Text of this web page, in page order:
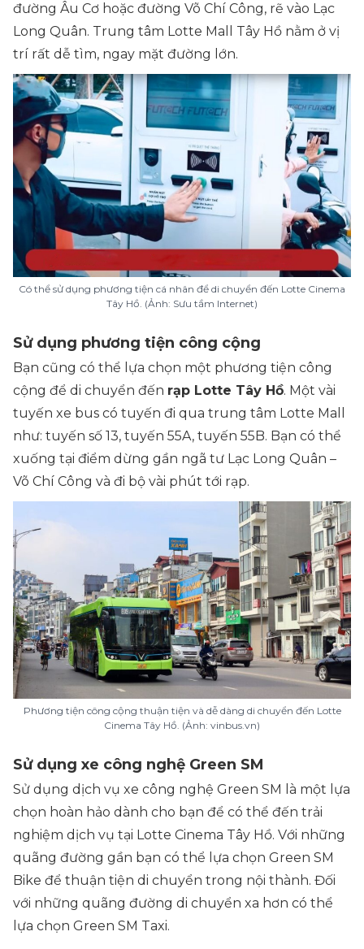
đường Âu Cơ hoặc đường Võ Chí Công, rẽ vào Lạc
Long Quân. Trung tâm Lotte Mall Tây Hồ nằm ở vị
trí rất dễ tìm, ngay mặt đường lớn.
Có thể sử dụng phương tiện cá nhân để di chuyển đến Lotte Cinema
Tây Hồ. (Ảnh: Sưu tầm Internet)
Sử dụng phương tiện công cộng
Bạn cũng có thể lựa chọn một phương tiện công
cộng để di chuyển đến rạp Lotte Tây Hồ. Một vài
tuyến xe bus có tuyến đi qua trung tâm Lotte Mall
như: tuyến số 13, tuyến 55A, tuyến 55B. Bạn có thể
xuống tại điểm dừng gần ngã tư Lạc Long Quân –
Võ Chí Công và đi bộ vài phút tới rạp.
Phương tiện công cộng thuận tiện và dễ dàng di chuyển đến Lotte
Cinema Tây Hồ. (Ảnh: vinbus.vn)
Sử dụng xe công nghệ Green SM
Sử dụng dịch vụ xe công nghệ Green SM là một lựa
chọn hoàn hảo dành cho bạn để có thể đến trải
nghiệm dịch vụ tại Lotte Cinema Tây Hồ. Với những
quãng đường gần bạn có thể lựa chọn Green SM
Bike để thuận tiện di chuyển trong nội thành. Đối
với những quãng đường di chuyển xa hơn có thể
lựa chọn Green SM Taxi.